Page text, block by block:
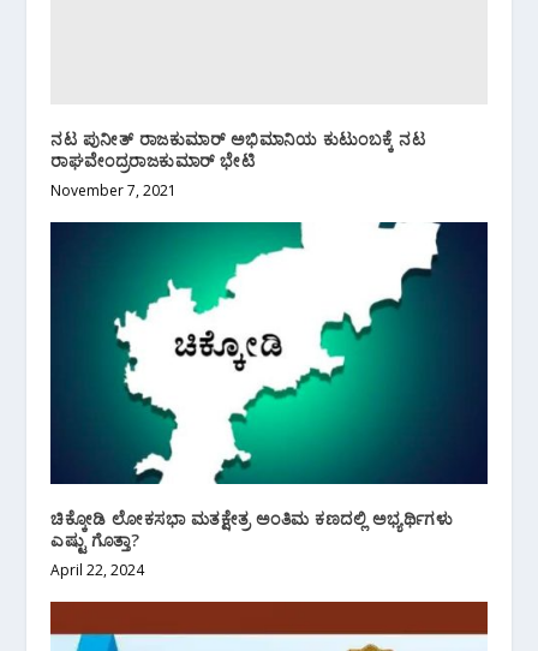
ನಟ ಪುನೀತ್ ರಾಜಕುಮಾರ್ ಅಭಿಮಾನಿಯ ಕುಟುಂಬಕ್ಕೆ ನಟ
ರಾಘವೇಂದ್ರರಾಜಕುಮಾರ್ ಭೇಟಿ
November 7, 2021
ಚಿಕ್ಕೋಡಿ ಲೋಕಸಭಾ ಮತಕ್ಷೇತ್ರ ಅಂತಿಮ ಕಣದಲ್ಲಿ ಅಭ್ಯರ್ಥಿಗಳು
ಎಷ್ಟು ಗೊತ್ತಾ?
April 22, 2024